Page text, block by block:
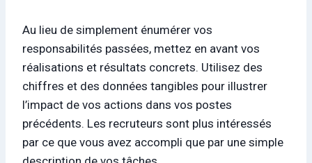
Au lieu de simplement énumérer vos
responsabilités passées, mettez en avant vos
réalisations et résultats concrets. Utilisez des
chiffres et des données tangibles pour illustrer
l’impact de vos actions dans vos postes
précédents. Les recruteurs sont plus intéressés
par ce que vous avez accompli que par une simple